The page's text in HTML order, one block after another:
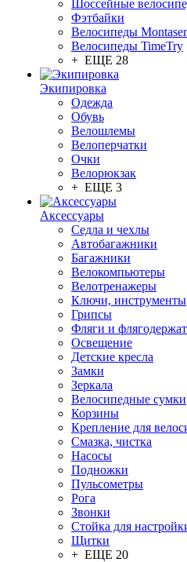
Шоссейные
Фэтбайки
Велосипеды
Велосипеды TimeTry
+ ЕЩЕ 28
Экипировка
Одежда
Обувь
Велошлемы
Велоперчатки
Очки
Велорюкзак
+ ЕЩЕ 3
Аксессуары
Седла и чехлы
Автобагажники
Багажники
Велокомпьютеры
Велотренажеры
Ключи, инструменты
Грипсы
Фляги и
Освещение
Детские кресла
Замки
Зеркала
Велосипедные сумки
Корзины
Крепление для
Смазка, чистка
Насосы
Подножки
Пульсометры
Рога
Звонки
Стойка для
Щитки
+ ЕЩЕ 20